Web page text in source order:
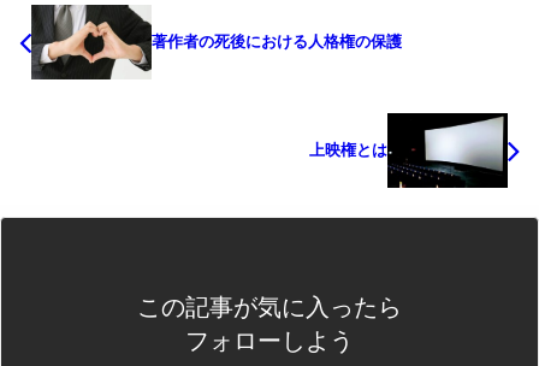
著作者の死後における人格権の保護
上映権とは
この記事が気に入ったら
フォローしよう